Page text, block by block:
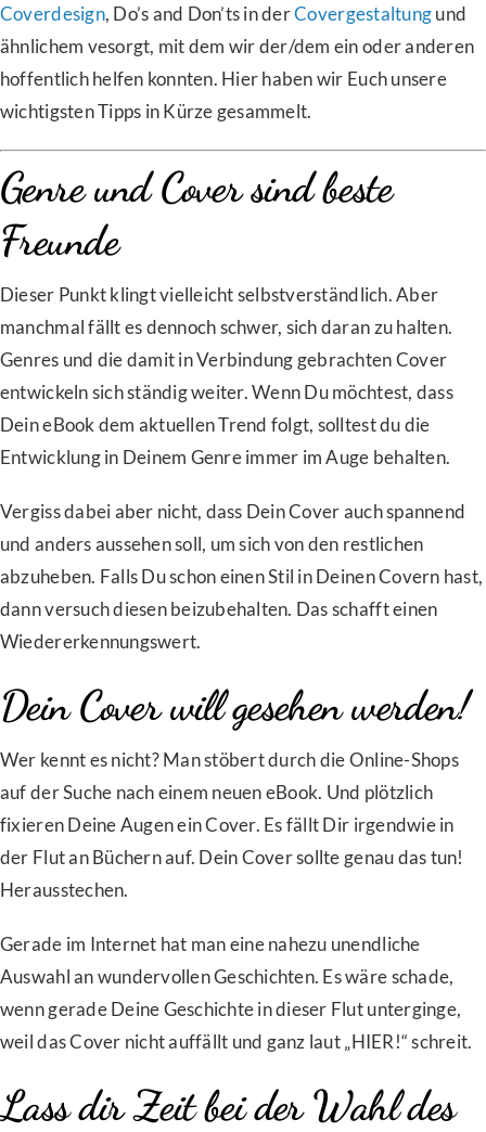
Coverdesign, Do’s and Don’ts in derCovergestaltungund
ähnlichem vesorgt, mit dem wir der/dem ein oder anderen
hoffentlich helfen konnten. Hier haben wir Euch unsere
wichtigsten Tipps in Kürze gesammelt.
Genre und Cover sind beste
Freunde
Dieser Punkt klingt vielleicht selbstverständlich. Aber
manchmal fällt es dennoch schwer, sich daran zu halten.
Genres und die damit in Verbindung gebrachten Cover
entwickeln sich ständig weiter. Wenn Du möchtest, dass
Dein eBook dem aktuellen Trend folgt, solltest du die
Entwicklung in Deinem Genre immer im Auge behalten.
Vergiss dabei aber nicht, dass Dein Cover auch spannend
und anders aussehen soll, um sich von den restlichen
abzuheben. Falls Du schon einen Stil in Deinen Covern hast,
dann versuch diesen beizubehalten. Das schafft einen
Wiedererkennungswert.
Dein Cover will gesehen werden!
Wer kennt es nicht? Man stöbert durch die Online-Shops
auf der Suche nach einem neuen eBook. Und plötzlich
fixieren Deine Augen ein Cover. Es fällt Dir irgendwie in
der Flut an Büchern auf. Dein Cover sollte genau das tun!
Herausstechen.
Gerade im Internet hat man eine nahezu unendliche
Auswahl an wundervollen Geschichten. Es wäre schade,
wenn gerade Deine Geschichte in dieser Flut unterginge,
weil das Cover nicht auffällt und ganz laut „HIER!“ schreit.
Lass dir Zeit bei der Wahl des